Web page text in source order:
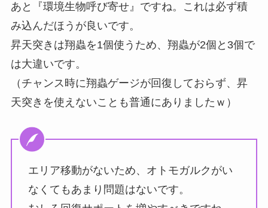
あと『環境生物呼び寄せ』ですね。これは必ず積
み込んだほうが良いです。
昇天突きは翔蟲を1個使うため、翔蟲が2個と3個で
は大違いです。
（チャンス時に翔蟲ゲージが回復しておらず、昇
天突きを使えないことも普通にありましたｗ）
エリア移動がないため、オトモガルクがい
なくてもあまり問題はないです。